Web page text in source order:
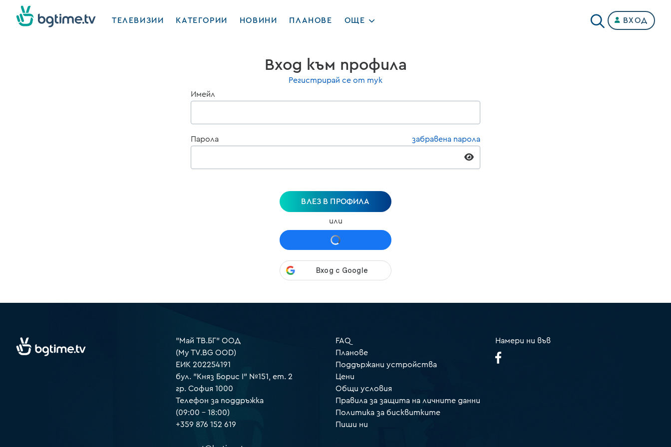
ТЕЛЕВИЗИИ КАТЕГОРИИ НОВИНИ ПЛАНОВЕ ОЩЕ ВХОД
Вход към профила
Регистрирай се от тук
Имейл
Парола забравена парола
ВЛЕЗ В ПРОФИЛА
или
"Май ТВ.БГ" ООД
(My TV.BG OOD)
ЕИК 202254191
бул. "Княз Борис I" №151, ет. 2
гр. София 1000
Телефон за поддръжка
(09:00 – 18:00)
+359 876 152 619
FAQ
Планове
Поддържани устройства
Цени
Общи условия
Правила за защита на личните данни
Политика за бисквитките
Пиши ни
Намери ни във